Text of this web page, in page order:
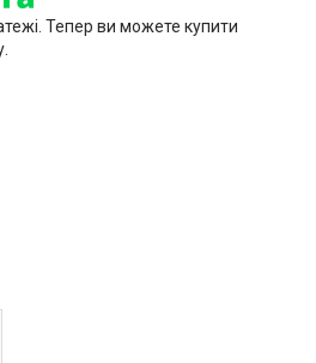
Тепер ви можете купити